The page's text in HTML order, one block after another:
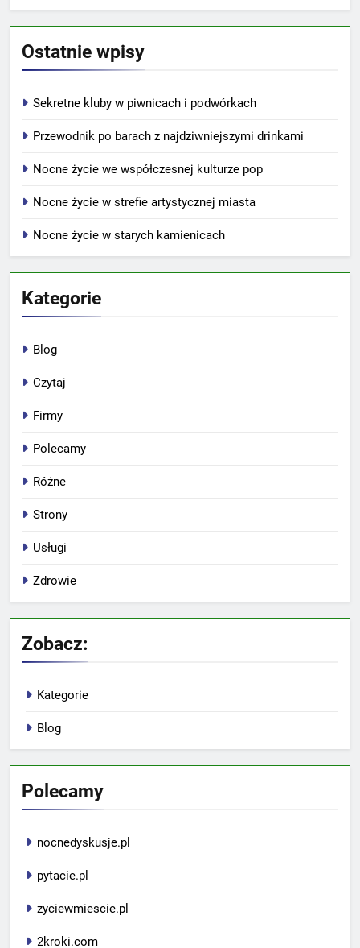
Ostatnie wpisy
Sekretne kluby w piwnicach i podwórkach
Przewodnik po barach z najdziwniejszymi drinkami
Nocne życie we współczesnej kulturze pop
Nocne życie w strefie artystycznej miasta
Nocne życie w starych kamienicach
Kategorie
Blog
Czytaj
Firmy
Polecamy
Różne
Strony
Usługi
Zdrowie
Zobacz:
Kategorie
Blog
Polecamy
nocnedyskusje.pl
pytacie.pl
zyciewmiescie.pl
2kroki.com